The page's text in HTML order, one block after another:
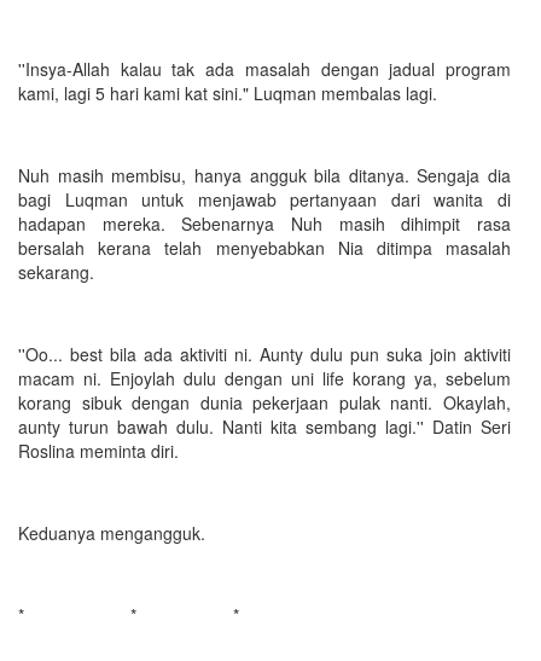
''Insya-Allah kalau tak ada masalah dengan jadual program
kami, lagi 5 hari kami kat sini." Luqman membalas lagi.
Nuh masih membisu, hanya angguk bila ditanya. Sengaja dia
bagi Luqman untuk menjawab pertanyaan dari wanita di
hadapan mereka. Sebenarnya Nuh masih dihimpit rasa
bersalah kerana telah menyebabkan Nia ditimpa masalah
sekarang.
''Oo... best bila ada aktiviti ni. Aunty dulu pun suka join aktiviti
macam ni. Enjoylah dulu dengan uni life korang ya, sebelum
korang sibuk dengan dunia pekerjaan pulak nanti. Okaylah,
aunty turun bawah dulu. Nanti kita sembang lagi.'' Datin Seri
Roslina meminta diri.
Keduanya mengangguk.
* * *